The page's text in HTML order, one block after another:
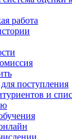
работа
поступления
и